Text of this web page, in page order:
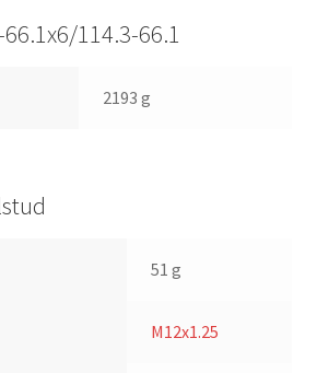
114.3-66.1
2193 g
51 g
M12x1.25